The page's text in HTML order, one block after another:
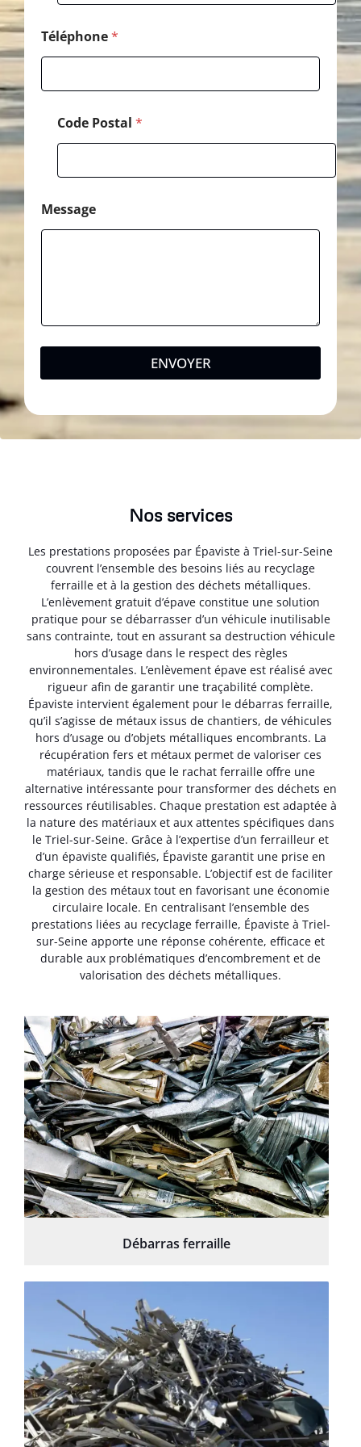
Téléphone*
Code Postal *
N
o
m
Message
ENVOYER
Nos services
Les prestations proposées par Épaviste à Triel-sur-Seine
couvrent l’ensemble des besoins liés au recyclage
ferraille et à la gestion des déchets métalliques.
L’enlèvement gratuit d’épave constitue une solution
pratique pour se débarrasser d’un véhicule inutilisable
sans contrainte, tout en assurant sa destruction véhicule
hors d’usage dans le respect des règles
environnementales. L’enlèvement épave est réalisé avec
rigueur afin de garantir une traçabilité complète.
Épaviste intervient également pour le débarras ferraille,
qu’il s’agisse de métaux issus de chantiers, de véhicules
hors d’usage ou d’objets métalliques encombrants. La
récupération fers et métaux permet de valoriser ces
matériaux, tandis que le rachat ferraille offre une
alternative intéressante pour transformer des déchets en
ressources réutilisables. Chaque prestation est adaptée à
la nature des matériaux et aux attentes spécifiques dans
le Triel-sur-Seine. Grâce à l’expertise d’un ferrailleur et
d’un épaviste qualifiés, Épaviste garantit une prise en
charge sérieuse et responsable. L’objectif est de faciliter
la gestion des métaux tout en favorisant une économie
circulaire locale. En centralisant l’ensemble des
prestations liées au recyclage ferraille, Épaviste à Triel-
sur-Seine apporte une réponse cohérente, efficace et
durable aux problématiques d’encombrement et de
valorisation des déchets métalliques.
Débarras ferraille